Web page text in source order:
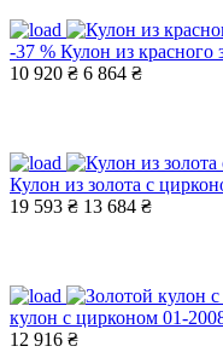
-37 % Кулон из красного
10 920 ₴ 6 864 ₴
Кулон из золота с
19 593 ₴ 13 684 ₴
кулон с цирконом 01-
12 916 ₴